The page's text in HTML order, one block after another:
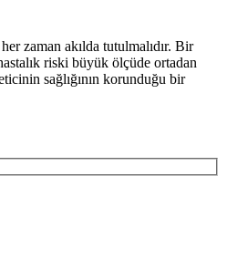
zaman akılda tutulmalıdır. Bir
riski büyük ölçüde ortadan
sağlığının korunduğu bir